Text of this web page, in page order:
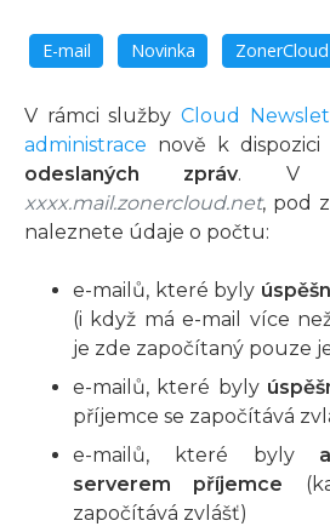
E-mail Novinka ZonerCloud
V rámci službyCloud
administrace nově k dispozici
odeslaných zpráv. V
xxxx.mail.zonercloud.net, pod
naleznete údaje o počtu:
e-mailů, které byly
(i když má e-mail více
je zde započítaný pouze
e-mailů, které byly
příjemce se započítává
e-mailů, které byly
serverem příjemce
započítává zvlášť)